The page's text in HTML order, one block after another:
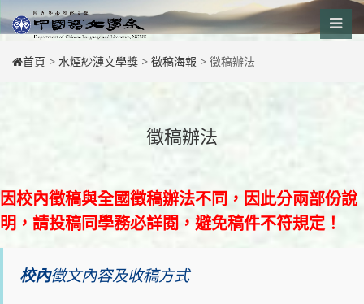
to
content
首頁 > 水煙紗漣文學獎 > 徵稿海報 > 徵稿辦法
徵稿辦法
因校內徵稿與全國徵稿辦法不同，因此分兩部份說
明，請投稿同學務必詳閱，避免稿件不符規定！
校內徵文內容及收稿方式